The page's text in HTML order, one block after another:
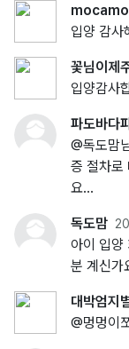
입양 감
꽃님이제
입양감사
파도바다
@독도맘
증 절차로
요...
독도맘
아이 입양
분 계신가
대박엄지
@멍멍이